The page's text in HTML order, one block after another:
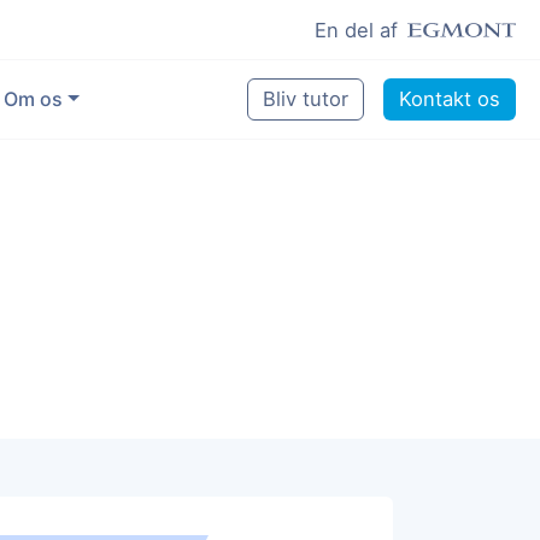
En del af
Om os Bliv tutor Kontakt os